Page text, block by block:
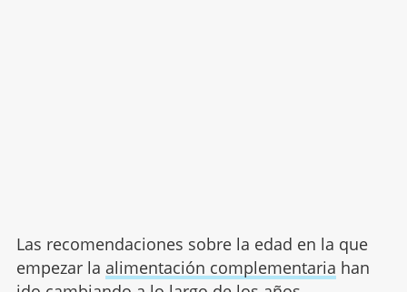
Las recomendaciones sobre la edad en la que
empezar la alimentación complementaria han